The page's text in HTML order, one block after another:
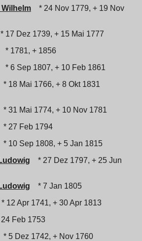
* 24 Nov 1779, + 19 Nov
* 17 Dez 1739, + 15 Mai 1777
* 1781, + 1856
* 6 Sep 1807, + 10 Feb 1861
* 18 Mai 1766, + 8 Okt 1831
* 31 Mai 1774, + 10 Nov 1781
* 27 Feb 1794
* 10 Sep 1808, + 5 Jan 1815
* 27 Dez 1797, + 25 Jun
* 7 Jan 1805
* 12 Apr 1741, + 30 Apr 1813
Feb 1753
* 5 Dez 1742, + Nov 1760